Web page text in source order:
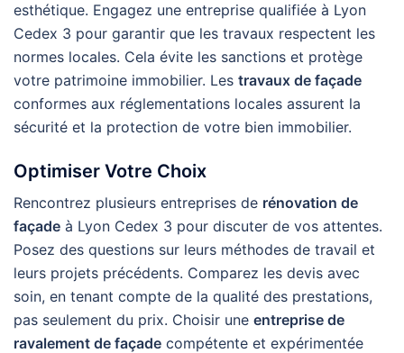
esthétique. Engagez une entreprise qualifiée à Lyon
Cedex 3 pour garantir que les travaux respectent les
normes locales. Cela évite les sanctions et protège
votre patrimoine immobilier. Les travaux de façade
conformes aux réglementations locales assurent la
sécurité et la protection de votre bien immobilier.
Optimiser Votre Choix
Rencontrez plusieurs entreprises de rénovation de
façade à Lyon Cedex 3 pour discuter de vos attentes.
Posez des questions sur leurs méthodes de travail et
leurs projets précédents. Comparez les devis avec
soin, en tenant compte de la qualité des prestations,
pas seulement du prix. Choisir une entreprise de
ravalement de façade compétente et expérimentée